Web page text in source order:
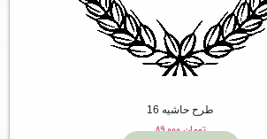
طرح حاشیه 16
تومان۸۹,۰۰۰